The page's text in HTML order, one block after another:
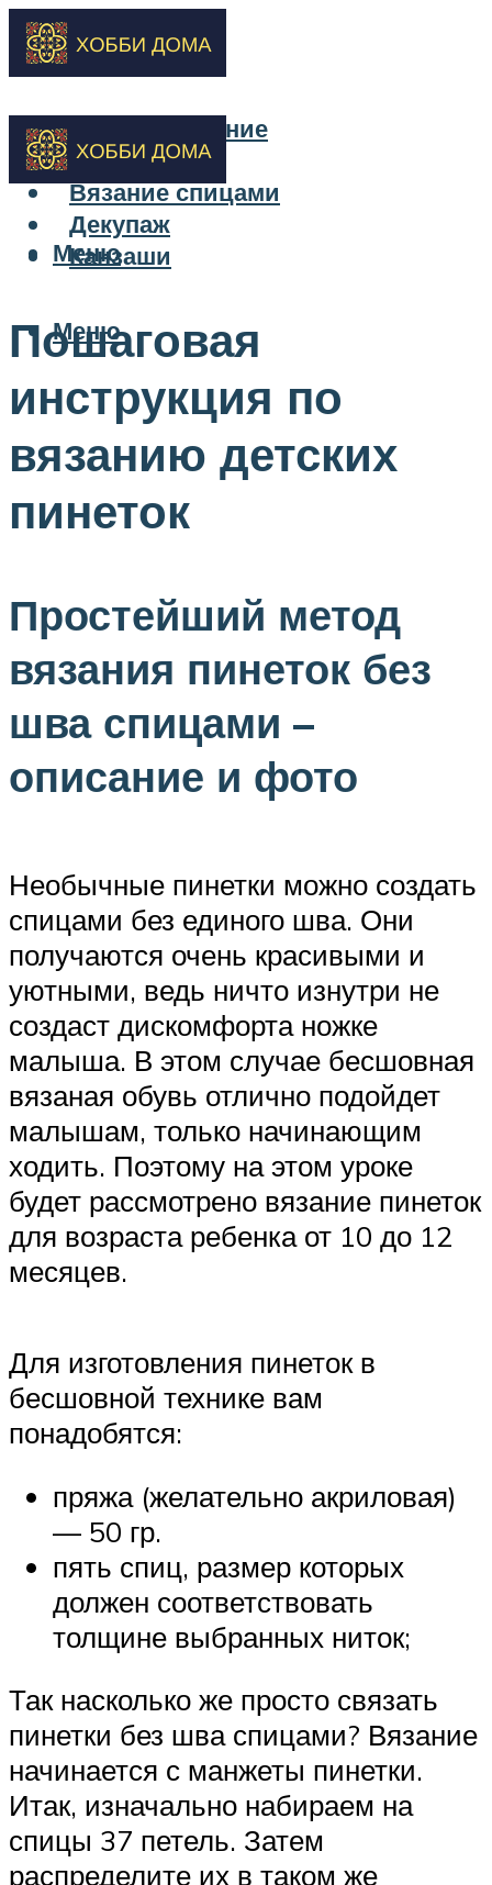
Бисероплетение
Вышивка
Вязание спицами
Декупаж
Канзаши
Меню
Меню
Пошаговая
инструкция по
вязанию детских
пинеток
Простейший метод
вязания пинеток без
шва спицами –
описание и фото
Необычные пинетки можно создать
спицами без единого шва. Они
получаются очень красивыми и
уютными, ведь ничто изнутри не
создаст дискомфорта ножке
малыша. В этом случае бесшовная
вязаная обувь отлично подойдет
малышам, только начинающим
ходить. Поэтому на этом уроке
будет рассмотрено вязание пинеток
для возраста ребенка от 10 до 12
месяцев.
Для изготовления пинеток в
бесшовной технике вам
понадобятся:
пряжа (желательно акриловая)
— 50 гр.
пять спиц, размер которых
должен соответствовать
толщине выбранных ниток;
Так насколько же просто связать
пинетки без шва спицами? Вязание
начинается с манжеты пинетки.
Итак, изначально набираем на
спицы 37 петель. Затем
распределите их в таком же